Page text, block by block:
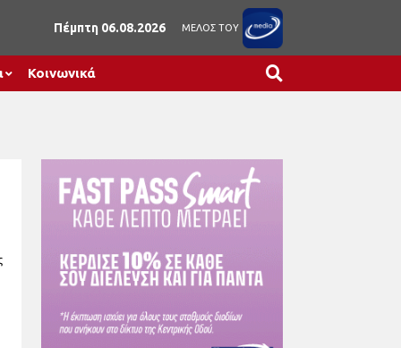
Πέμπτη 06.08.2026 ΜΕΛΟΣ ΤΟΥ
Κοινωνικά